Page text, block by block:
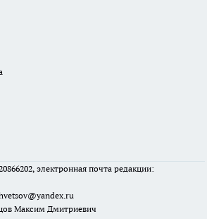
электронная почта редакции:
Максим Дмитриевич